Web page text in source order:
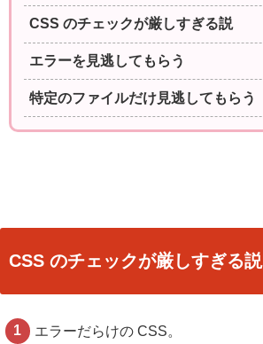
CSS のチェックが厳しすぎる説
エラーを見逃してもらう
特定のファイルだけ見逃してもらう
CSS のチェックが厳しすぎる説
エラーだらけの CSS。